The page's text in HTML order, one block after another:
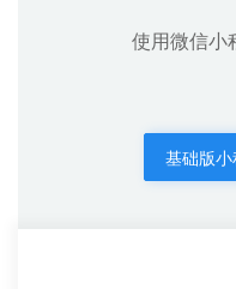
使用微信小
基础版